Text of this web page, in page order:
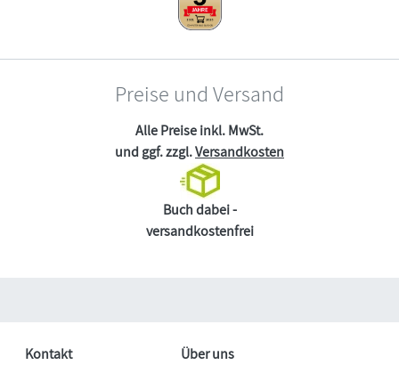
Preise und Versand
Alle Preise inkl. MwSt.
und ggf. zzgl.Versandkosten
Buch dabei -
versandkostenfrei
Kontakt Über uns